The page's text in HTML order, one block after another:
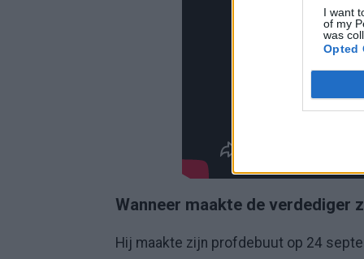
I want
of my
was
Opted
Wanneer maakte de verdediger
Hij maakte zijn profdebuut op 24